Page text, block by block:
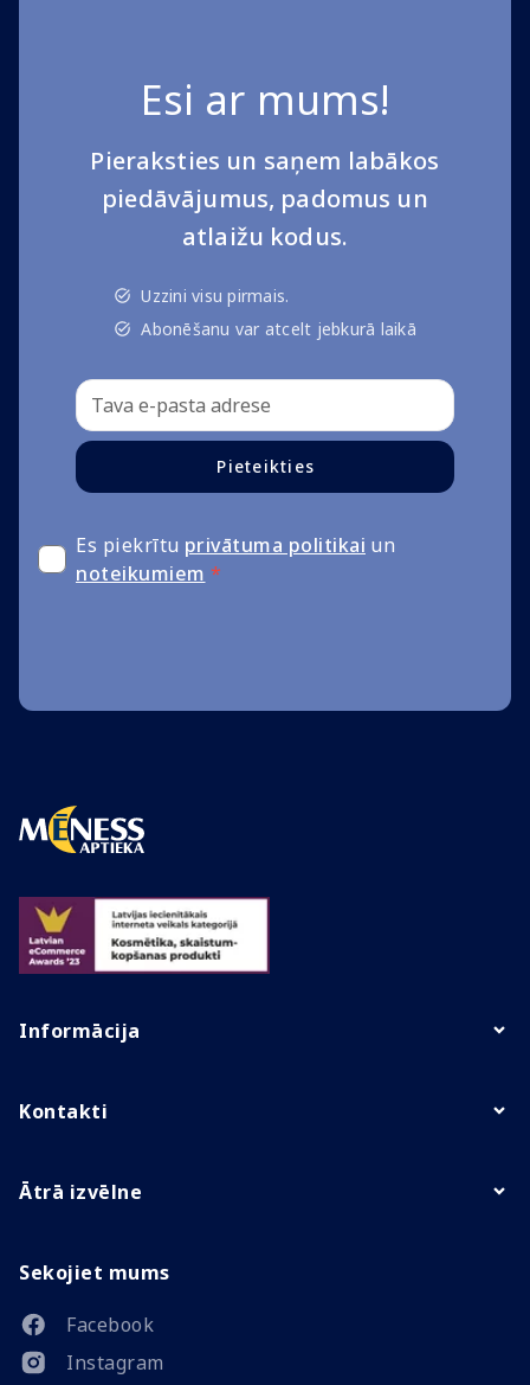
Esi ar mums!
Pieraksties un saņem labākos
piedāvājumus, padomus un
atlaižu kodus.
Uzzini visu pirmais.
Abonēšanu var atcelt jebkurā laikā
Pieteikties
Es piekrītu privātuma politikai un
noteikumiem *
Informācija
Kontakti
Ātrā izvēlne
Sekojiet mums
Facebook
Instagram